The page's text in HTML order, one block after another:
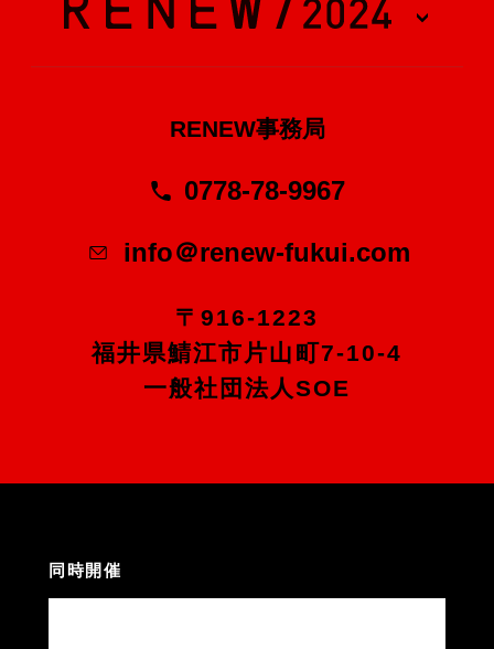
RENEW事務局
0778-78-9967
info＠renew-fukui.com
〒916-1223
福井県鯖江市片山町7-10-4
一般社団法人SOE
同時開催